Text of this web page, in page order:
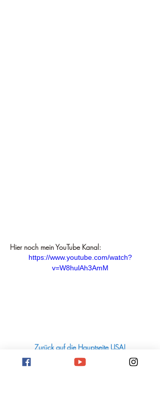
Hier noch mein YouTube Kanal:
https://www.youtube.com/watch?
v=W8hulAh3AmM
Zurück auf die Hauptseite USA!